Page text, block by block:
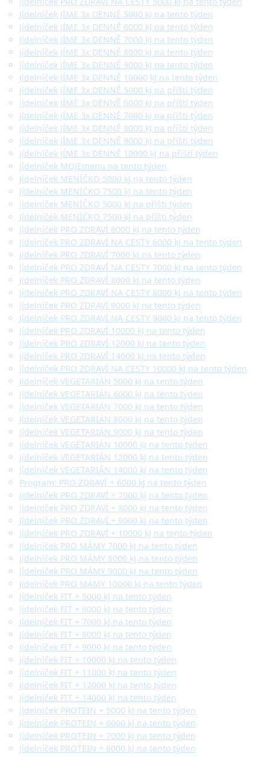
Jídelníček JÍME 3x DENNĚ 5000 kJ na tento týden
Jídelníček JÍME 3x DENNĚ 6000 kJ na tento týden
Jídelníček JÍME 3x DENNĚ 7000 kJ na tento týden
Jídelníček JÍME 3x DENNĚ 8000 kJ na tento týden
Jídelníček JÍME 3x DENNĚ 9000 kJ na tento týden
Jídelníček JÍME 3x DENNĚ 10000 kJ na tento týden
Jídelníček JÍME 3x DENNĚ 5000 kJ na příští týden
Jídelníček JÍME 3x DENNĚ 6000 kJ na příští týden
Jídelníček JÍME 3x DENNĚ 7000 kJ na příští týden
Jídelníček JÍME 3x DENNĚ 8000 kJ na příští týden
Jídelníček JÍME 3x DENNĚ 9000 kJ na příští týden
Jídelníček JÍME 3x DENNĚ 10000 kJ na příští týden
Jídelníček MOJEmenu na tento týden
Jídelníček MENÍČKO 5000 kJ na tento týden
Jídelníček MENÍČKO 7500 kJ na tento týden
Jídelníček MENÍČKO 5000 kJ na příští týden
Jídelníček MENÍČKO 7500 kJ na příští týden
Jídelníček PRO ZDRAVÍ 6000 kJ na tento týden
Jídelníček PRO ZDRAVÍ NA CESTY 6000 kJ na tento týden
Jídelníček PRO ZDRAVÍ 7000 kJ na tento týden
Jídelníček PRO ZDRAVÍ NA CESTY 7000 kJ na tento týden
Jídelníček PRO ZDRAVÍ 8000 kJ na tento týden
Jídelníček PRO ZDRAVÍ NA CESTY 8000 kJ na tento týden
Jídelníček PRO ZDRAVÍ 9000 kJ na tento týden
Jídelníček PRO ZDRAVÍ NA CESTY 9000 kJ na tento týden
Jídelníček PRO ZDRAVÍ 10000 kJ na tento týden
Jídelníček PRO ZDRAVÍ 12000 kJ na tento týden
Jídelníček PRO ZDRAVÍ 14000 kJ na tento týden
Jídelníček PRO ZDRAVÍ NA CESTY 10000 kJ na tento týden
Jídelníček VEGETARIÁN 5000 kJ na tento týden
Jídelníček VEGETARIÁN 6000 kJ na tento týden
Jídelníček VEGETARIÁN 7000 kJ na tento týden
Jídelníček VEGETARIÁN 8000 kJ na tento týden
Jídelníček VEGETARIÁN 9000 kJ na tento týden
Jídelníček VEGETARIÁN 10000 kJ na tento týden
Jídelníček VEGETARIÁN 12000 kJ na tento týden
Jídelníček VEGETARIÁN 14000 kJ na tento týden
Program: PRO ZDRAVÍ + 6000 kJ na tento týden
Jídelníček PRO ZDRAVÍ + 7000 kJ na tento týden
Jídelníček PRO ZDRAVÍ + 8000 kJ na tento týden
Jídelníček PRO ZDRAVÍ + 9000 kJ na tento týden
Jídelníček PRO ZDRAVÍ + 10000 kJ na tento týden
Jídelníček PRO MÁMY 7000 kJ na tento týden
Jídelníček PRO MÁMY 8000 kJ na tento týden
Jídelníček PRO MÁMY 9000 kJ na tento týden
Jídelníček PRO MÁMY 10000 kJ na tento týden
Jídelníček FIT + 5000 kJ na tento týden
Jídelníček FIT + 6000 kJ na tento týden
Jídelníček FIT + 7000 kJ na tento týden
Jídelníček FIT + 8000 kJ na tento týden
Jídelníček FIT + 9000 kJ na tento týden
Jídelníček FIT + 10000 kJ na tento týden
Jídelníček FIT + 11000 kJ na tento týden
Jídelníček FIT + 12000 kJ na tento týden
Jídelníček FIT + 14000 kJ na tento týden
Jídelníček PROTEIN + 5000 kJ na tento týden
Jídelníček PROTEIN + 6000 kJ na tento týden
Jídelníček PROTEIN + 7000 kJ na tento týden
Jídelníček PROTEIN + 8000 kJ na tento týden